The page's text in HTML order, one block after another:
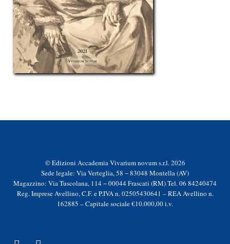
© Edizioni Accademia Vivarium novum s.r.l. 2026
Sede legale: Via Verteglia, 58 − 83048 Montella (AV)
Magazzino: Via Tuscolana, 114 − 00044 Frascati (RM) Tel. 06 84240474
Reg. Imprese Avellino, C.F. e P.IVA n. 02505430641 – REA Avellino n.
162885 – Capitale sociale €10.000,00 i.v.